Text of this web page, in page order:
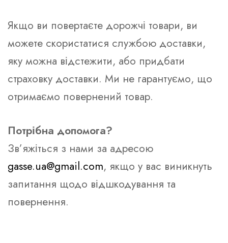
Якщо ви повертаєте дорожчі товари, ви
можете скористатися службою доставки,
яку можна відстежити, або придбати
страховку доставки. Ми не гарантуємо, що
отримаємо повернений товар.
Потрібна допомога?
Зв’яжіться з нами за адресою
gasse.ua@gmail.com, якщо у вас виникнуть
запитання щодо відшкодування та
повернення.